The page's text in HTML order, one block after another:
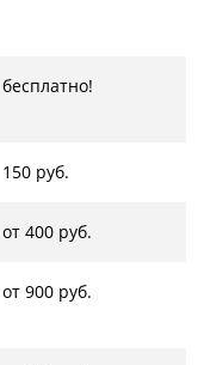
бесплатно!
150 руб.
от 400 руб.
от 900 руб.